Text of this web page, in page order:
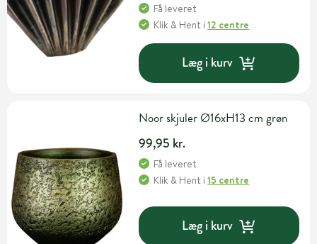
Få leveret
Klik & Hent i12 centre
Læg i kurv
Noor skjuler Ø16xH13 cm grøn
99,95 kr.
Få leveret
Klik & Hent i15 centre
Læg i kurv